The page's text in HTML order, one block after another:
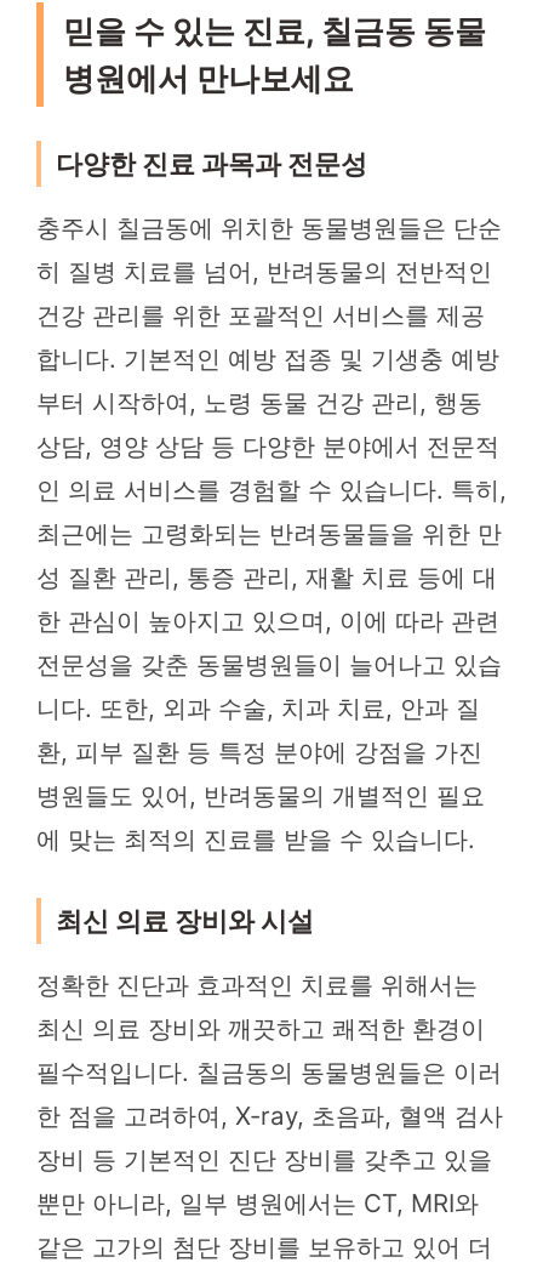
믿을 수 있는 진료, 칠금동 동물
병원에서 만나보세요
다양한 진료 과목과 전문성
충주시 칠금동에 위치한 동물병원들은 단순
히 질병 치료를 넘어, 반려동물의 전반적인
건강 관리를 위한 포괄적인 서비스를 제공
합니다. 기본적인 예방 접종 및 기생충 예방
부터 시작하여, 노령 동물 건강 관리, 행동
상담, 영양 상담 등 다양한 분야에서 전문적
인 의료 서비스를 경험할 수 있습니다. 특히,
최근에는 고령화되는 반려동물들을 위한 만
성 질환 관리, 통증 관리, 재활 치료 등에 대
한 관심이 높아지고 있으며, 이에 따라 관련
전문성을 갖춘 동물병원들이 늘어나고 있습
니다. 또한, 외과 수술, 치과 치료, 안과 질
환, 피부 질환 등 특정 분야에 강점을 가진
병원들도 있어, 반려동물의 개별적인 필요
에 맞는 최적의 진료를 받을 수 있습니다.
최신 의료 장비와 시설
정확한 진단과 효과적인 치료를 위해서는
최신 의료 장비와 깨끗하고 쾌적한 환경이
필수적입니다. 칠금동의 동물병원들은 이러
한 점을 고려하여, X-ray, 초음파, 혈액 검사
장비 등 기본적인 진단 장비를 갖추고 있을
뿐만 아니라, 일부 병원에서는 CT, MRI와
같은 고가의 첨단 장비를 보유하고 있어 더